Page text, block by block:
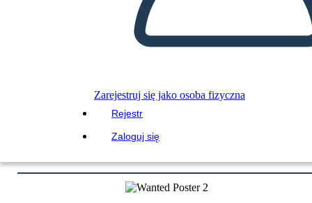
Zarejestruj się jako osoba fizyczna
Rejestr
Zaloguj się